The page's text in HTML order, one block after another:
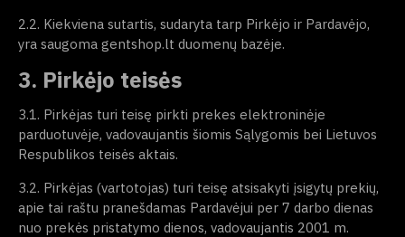
2.2. Kiekviena sutartis, sudaryta tarp Pirkėjo ir Pardavėjo,
yra saugoma gentshop.lt duomenų bazėje.
3. Pirkėjo teisės
3.1. Pirkėjas turi teisę pirkti prekes elektroninėje
parduotuvėje, vadovaujantis šiomis Sąlygomis bei Lietuvos
Respublikos teisės aktais.
3.2. Pirkėjas (vartotojas) turi teisę atsisakyti įsigytų prekių,
apie tai raštu pranešdamas Pardavėjui per 7 darbo dienas
nuo prekės pristatymo dienos, vadovaujantis 2001 m.